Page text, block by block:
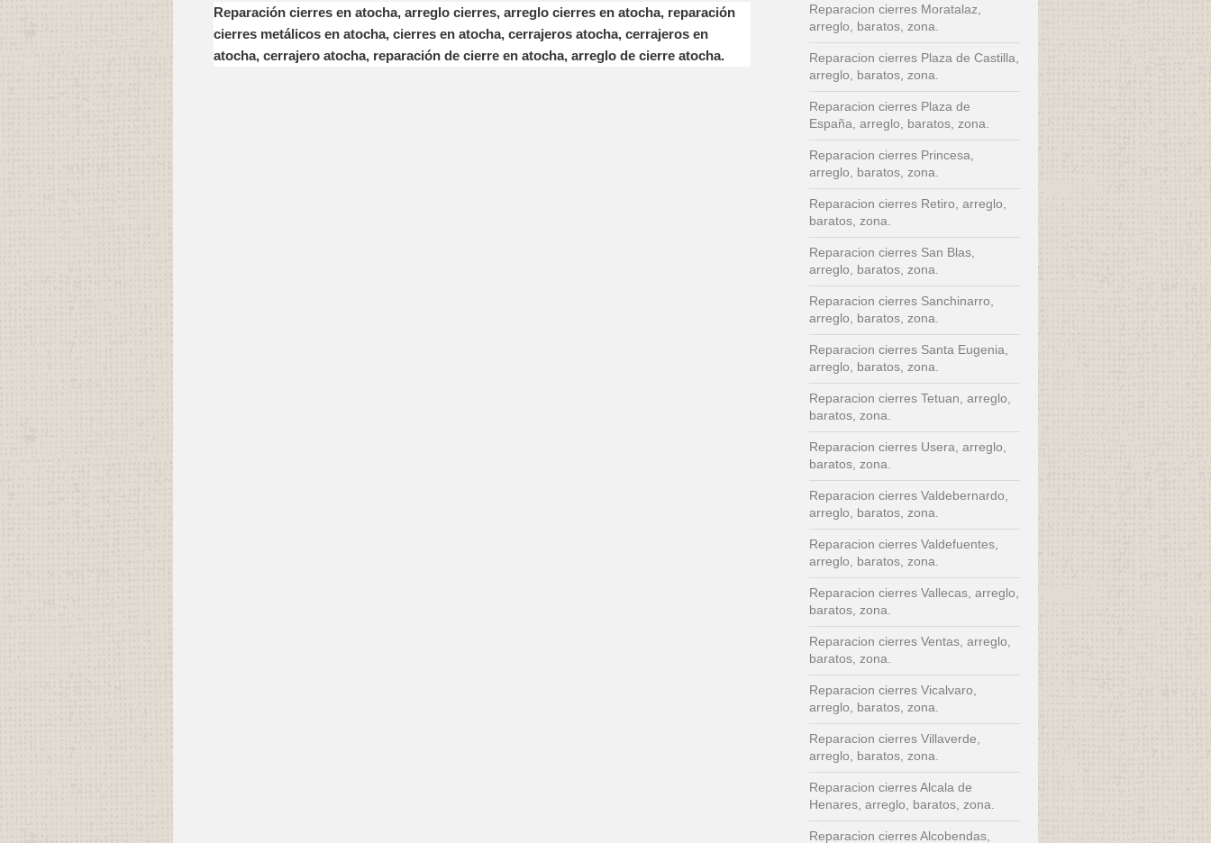
Reparación cierres en atocha, arreglo cierres, arreglo cierres en atocha, reparación
cierres metálicos en atocha, cierres en atocha, cerrajeros atocha, cerrajeros en
atocha, cerrajero atocha, reparación de cierre en atocha, arreglo de cierre atocha.
Reparacion cierres Moratalaz,
arreglo, baratos, zona.
Reparacion cierres Plaza de Castilla,
arreglo, baratos, zona.
Reparacion cierres Plaza de
España, arreglo, baratos, zona.
Reparacion cierres Princesa,
arreglo, baratos, zona.
Reparacion cierres Retiro, arreglo,
baratos, zona.
Reparacion cierres San Blas,
arreglo, baratos, zona.
Reparacion cierres Sanchinarro,
arreglo, baratos, zona.
Reparacion cierres Santa Eugenia,
arreglo, baratos, zona.
Reparacion cierres Tetuan, arreglo,
baratos, zona.
Reparacion cierres Usera, arreglo,
baratos, zona.
Reparacion cierres Valdebernardo,
arreglo, baratos, zona.
Reparacion cierres Valdefuentes,
arreglo, baratos, zona.
Reparacion cierres Vallecas, arreglo,
baratos, zona.
Reparacion cierres Ventas, arreglo,
baratos, zona.
Reparacion cierres Vicalvaro,
arreglo, baratos, zona.
Reparacion cierres Villaverde,
arreglo, baratos, zona.
Reparacion cierres Alcala de
Henares, arreglo, baratos, zona.
Reparacion cierres Alcobendas,